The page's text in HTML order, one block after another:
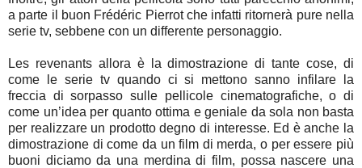
a parte il buon Frédéric Pierrot che infatti ritornerà pure nella
serie tv, sebbene con un differente personaggio.
Les revenants allora è la dimostrazione di tante cose, di
come le serie tv quando ci si mettono sanno infilare la
freccia di sorpasso sulle pellicole cinematografiche, o di
come un’idea per quanto ottima e geniale da sola non basta
per realizzare un prodotto degno di interesse. Ed è anche la
dimostrazione di come da un film di merda, o per essere più
buoni diciamo da una merdina di film, possa nascere una